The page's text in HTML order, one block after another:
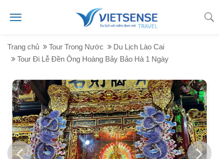
Trang chủ Tour Trong Nước
Du Lịch Lào Cai
Tour Đi Lễ Đền Ông Hoàng Bảy Bảo Hà 1 Ngày